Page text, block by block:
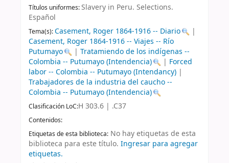
Títulos uniformes:Slavery in Peru. Selections.
Español
Tema(s):Casement, Roger 1864-1916 -- Diario
|
Casement, Roger 1864-1916 -- Viajes -- Río
Putumayo
|Tratamiendo de los indígenas --
Colombia -- Putumayo (Intendencia)
| Forced
labor -- Colombia -- Putumayo (Intendancy) |
Trabajadores de la industria del caucho --
Colombia -- Putumayo (Intendencia)
Clasificación LoC:H 303.6 | .C37
Contenidos:
Etiquetas de esta biblioteca: No hay etiquetas de esta
biblioteca para este título. Ingresar para agregar
etiquetas.